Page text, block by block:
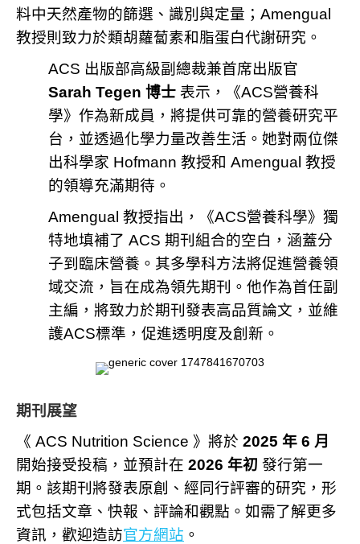
料中天然產物的篩選、識別與定量；Amengual
教授則致力於類胡蘿蔔素和脂蛋白代謝研究。
ACS 出版部高級副總裁兼首席出版官
Sarah Tegen 博士 表示，《ACS營養科
學》作為新成員，將提供可靠的營養研究平
台，並透過化學力量改善生活。她對兩位傑
出科學家 Hofmann 教授和 Amengual 教授
的領導充滿期待。
Amengual 教授指出，《ACS營養科學》獨
特地填補了 ACS 期刊組合的空白，涵蓋分
子到臨床營養。其多學科方法將促進營養領
域交流，旨在成為領先期刊。他作為首任副
主編，將致力於期刊發表高品質論文，並維
護ACS標準，促進透明度及創新。
期刊展望
《 ACS Nutrition Science 》將於 2025 年 6 月
開始接受投稿，並預計在 2026 年初 發行第一
期。該期刊將發表原創、經同行評審的研究，形
式包括文章、快報、評論和觀點。如需了解更多
資訊，歡迎造訪官方網站 。